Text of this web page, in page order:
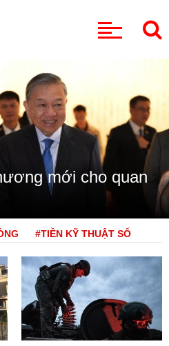
mới cho quan
#TIỀN KỸ THUẬT SỐ